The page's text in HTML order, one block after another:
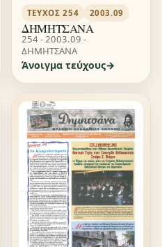
ΤΕΎΧΟΣ 254 2003.09
ΔΗΜΗΤΣΑΝΑ
254 - 2003.09 -
ΔΗΜΗΤΣΑΝΑ
Άνοιγμα τεύχους